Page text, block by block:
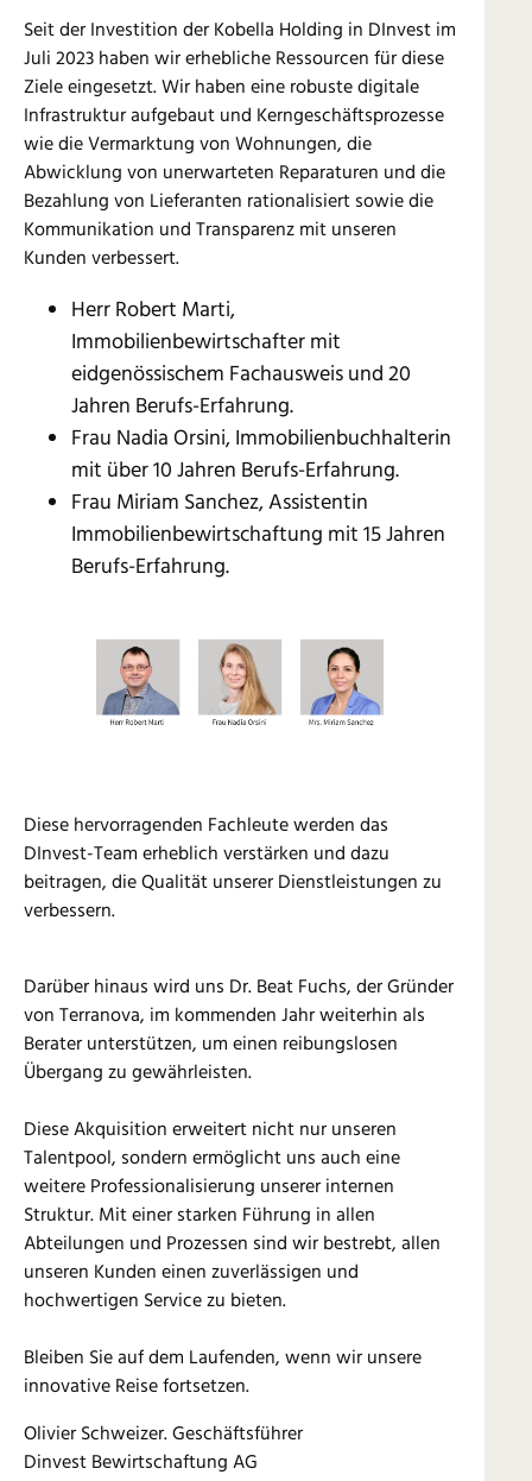
Seit der Investition der Kobella Holding in DInvest im
Juli 2023 haben wir erhebliche Ressourcen für diese
Ziele eingesetzt. Wir haben eine robuste digitale
Infrastruktur aufgebaut und Kerngeschäftsprozesse
wie die Vermarktung von Wohnungen, die
Abwicklung von unerwarteten Reparaturen und die
Bezahlung von Lieferanten rationalisiert sowie die
Kommunikation und Transparenz mit unseren
Kunden verbessert.
Herr Robert Marti,
Immobilienbewirtschafter mit
eidgenössischem Fachausweis und 20
Jahren Berufs-Erfahrung.
Frau Nadia Orsini, Immobilienbuchhalterin
mit über 10 Jahren Berufs-Erfahrung.
Frau Miriam Sanchez, Assistentin
Immobilienbewirtschaftung mit 15 Jahren
Berufs-Erfahrung.
​Diese hervorragenden Fachleute werden das
DInvest-Team erheblich verstärken und dazu
beitragen, die Qualität unserer Dienstleistungen zu
verbessern.
Darüber hinaus wird uns Dr. Beat Fuchs, der Gründer
von Terranova, im kommenden Jahr weiterhin als
Berater unterstützen, um einen reibungslosen
Übergang zu gewährleisten.
Diese Akquisition erweitert nicht nur unseren
Talentpool, sondern ermöglicht uns auch eine
weitere Professionalisierung unserer internen
Struktur. Mit einer starken Führung in allen
Abteilungen und Prozessen sind wir bestrebt, allen
unseren Kunden einen zuverlässigen und
hochwertigen Service zu bieten.
Bleiben Sie auf dem Laufenden, wenn wir unsere
innovative Reise fortsetzen.
Olivier Schweizer. Geschäftsführer
Dinvest Bewirtschaftung AG